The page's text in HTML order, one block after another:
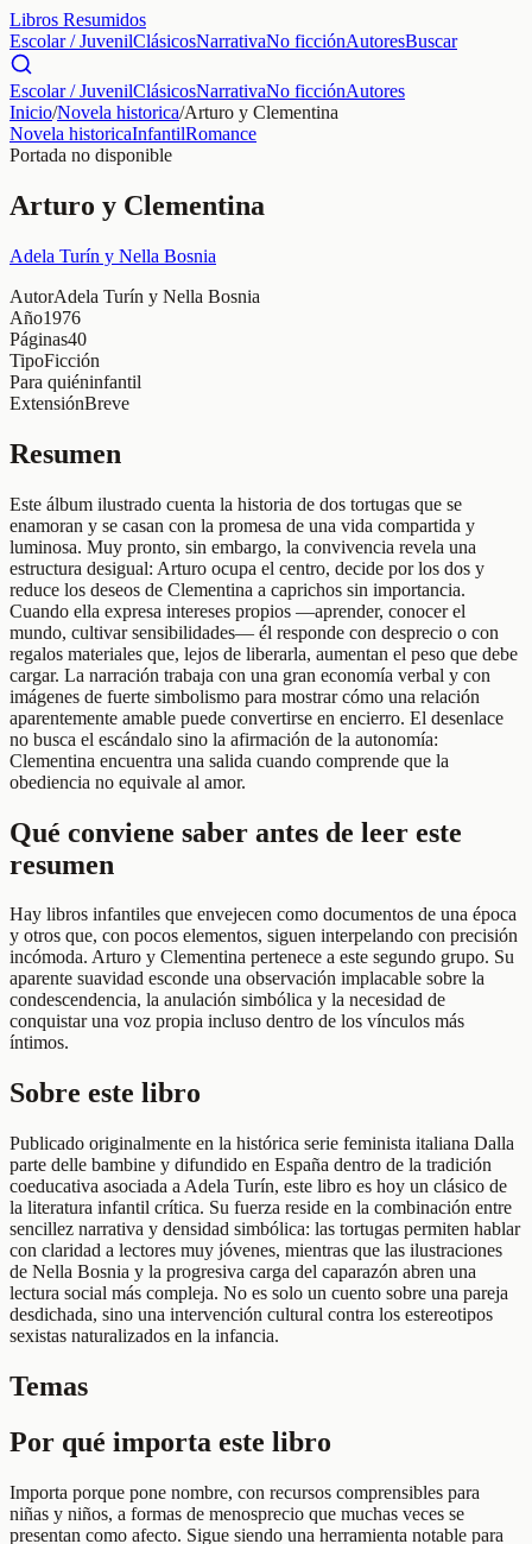
Libros Resumidos
Escolar / JuvenilClásicosNarrativaNo ficciónAutoresBuscar
Escolar / JuvenilClásicosNarrativaNo ficciónAutores
Inicio/Novela historica/Arturo y Clementina
Novela historicaInfantilRomance
Portada no disponible
Arturo y Clementina
Adela Turín y Nella Bosnia
AutorAdela Turín y Nella Bosnia
Año1976
Páginas40
TipoFicción
Para quiéninfantil
ExtensiónBreve
Resumen
Este álbum ilustrado cuenta la historia de dos tortugas que se
enamoran y se casan con la promesa de una vida compartida y
luminosa. Muy pronto, sin embargo, la convivencia revela una
estructura desigual: Arturo ocupa el centro, decide por los dos y
reduce los deseos de Clementina a caprichos sin importancia.
Cuando ella expresa intereses propios —aprender, conocer el
mundo, cultivar sensibilidades— él responde con desprecio o con
regalos materiales que, lejos de liberarla, aumentan el peso que debe
cargar. La narración trabaja con una gran economía verbal y con
imágenes de fuerte simbolismo para mostrar cómo una relación
aparentemente amable puede convertirse en encierro. El desenlace
no busca el escándalo sino la afirmación de la autonomía:
Clementina encuentra una salida cuando comprende que la
obediencia no equivale al amor.
Qué conviene saber antes de leer este
resumen
Hay libros infantiles que envejecen como documentos de una época
y otros que, con pocos elementos, siguen interpelando con precisión
incómoda. Arturo y Clementina pertenece a este segundo grupo. Su
aparente suavidad esconde una observación implacable sobre la
condescendencia, la anulación simbólica y la necesidad de
conquistar una voz propia incluso dentro de los vínculos más
íntimos.
Sobre este libro
Publicado originalmente en la histórica serie feminista italiana Dalla
parte delle bambine y difundido en España dentro de la tradición
coeducativa asociada a Adela Turín, este libro es hoy un clásico de
la literatura infantil crítica. Su fuerza reside en la combinación entre
sencillez narrativa y densidad simbólica: las tortugas permiten hablar
con claridad a lectores muy jóvenes, mientras que las ilustraciones
de Nella Bosnia y la progresiva carga del caparazón abren una
lectura social más compleja. No es solo un cuento sobre una pareja
desdichada, sino una intervención cultural contra los estereotipos
sexistas naturalizados en la infancia.
Temas
Por qué importa este libro
Importa porque pone nombre, con recursos comprensibles para
niñas y niños, a formas de menosprecio que muchas veces se
presentan como afecto. Sigue siendo una herramienta notable para